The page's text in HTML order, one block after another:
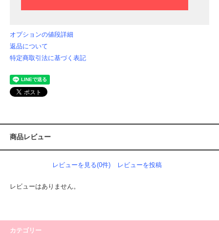
オプションの値段詳細
返品について
特定商取引法に基づく表記
商品レビュー
レビューを見る(0件) レビューを投稿
レビューはありません。
カテゴリー